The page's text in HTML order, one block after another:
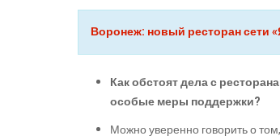
Воронеж: новый ресторан сети
Как обстоят дела с
особые меры поддержки?
Можно уверенно говорить о